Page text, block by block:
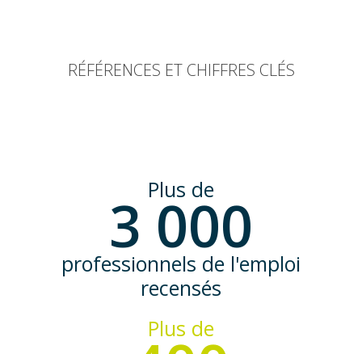
RÉFÉRENCES ET CHIFFRES CLÉS
Plus de
3 000
professionnels de l'emploi
recensés
Plus de